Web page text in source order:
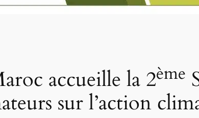
accueille la 2ème
sur l’action